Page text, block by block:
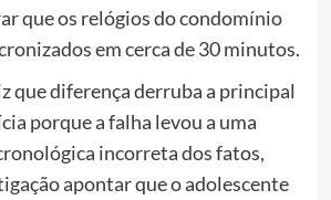
que os relógios do condomínio
em cerca de 30 minutos.
que diferença derruba a principal
porque a falha levou a uma
incorreta dos fatos,
apontar que o adolescente